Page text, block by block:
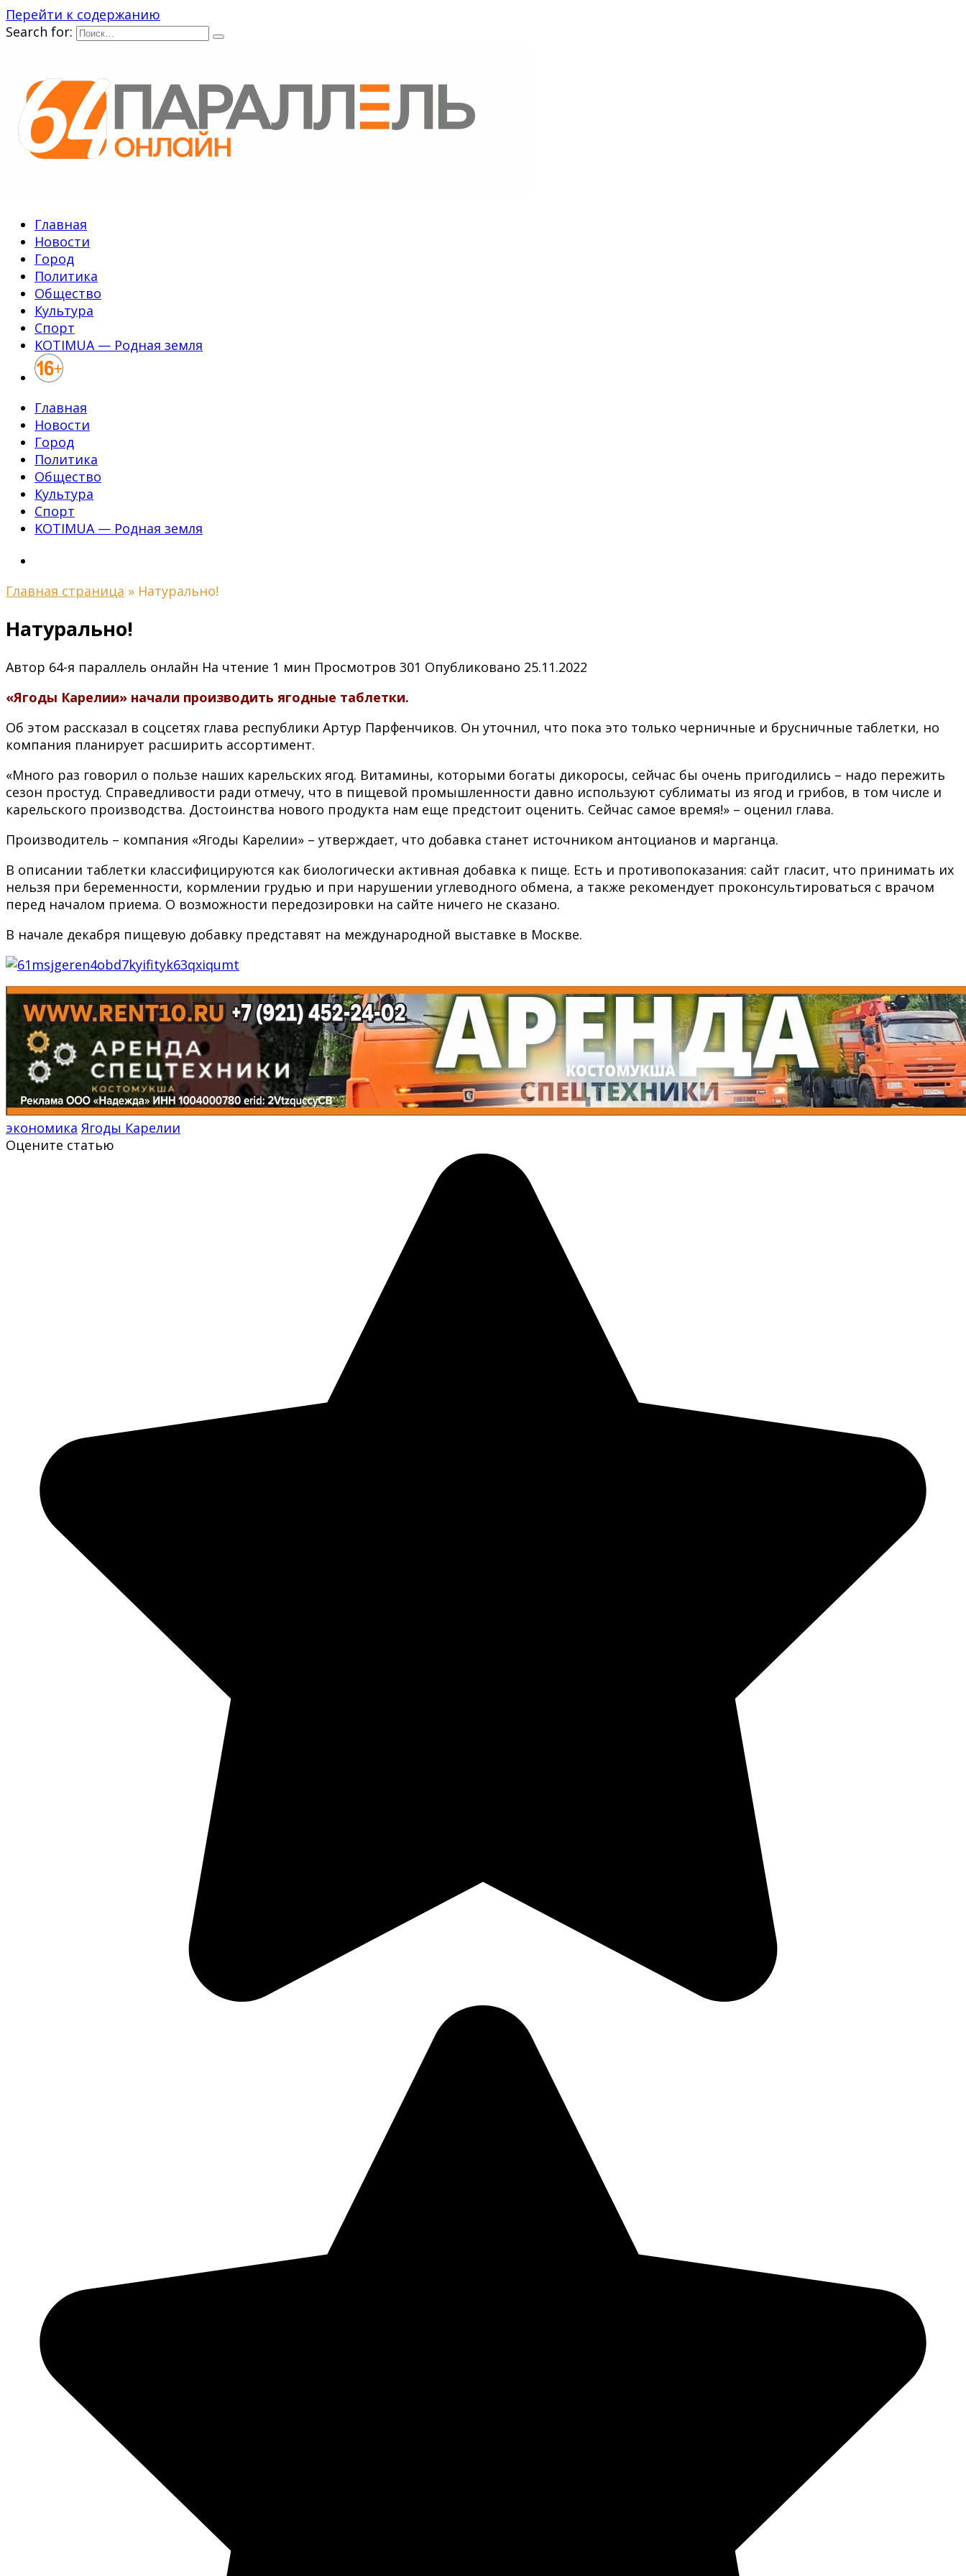
Перейти к содержанию
Search for:
Главная
Новости
Город
Политика
Общество
Культура
Спорт
KOTIMUA — Родная земля
Главная
Новости
Город
Политика
Общество
Культура
Спорт
KOTIMUA — Родная земля
Главная страница » Натурально!
Натурально!
Автор 64-я параллель онлайн На чтение 1 мин Просмотров 301 Опубликовано 25.11.2022
«Ягоды Карелии» начали производить ягодные таблетки.
Об этом рассказал в соцсетях глава республики Артур Парфенчиков. Он уточнил, что пока это только черничные и брусничные таблетки, но
компания планирует расширить ассортимент.
«Много раз говорил о пользе наших карельских ягод. Витамины, которыми богаты дикоросы, сейчас бы очень пригодились – надо пережить
сезон простуд. Справедливости ради отмечу, что в пищевой промышленности давно используют сублиматы из ягод и грибов, в том числе и
карельского производства. Достоинства нового продукта нам еще предстоит оценить. Сейчас самое время!» – оценил глава.
Производитель – компания «Ягоды Карелии» – утверждает, что добавка станет источником антоцианов и марганца.
В описании таблетки классифицируются как биологически активная добавка к пище. Есть и противопоказания: сайт гласит, что принимать их
нельзя при беременности, кормлении грудью и при нарушении углеводного обмена, а также рекомендует проконсультироваться с врачом
перед началом приема. О возможности передозировки на сайте ничего не сказано.
В начале декабря пищевую добавку представят на международной выставке в Москве.
экономика Ягоды Карелии
Оцените статью